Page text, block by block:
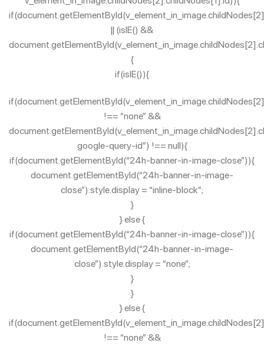
|| (isIE() &&
{
if(isIE()){
!== “none” &&
google-query-id”) !== null){
if(document.getElementById(“24h-banner-in-image-close”)){
document.getElementById(“24h-banner-in-image-
close”).style.display = “inline-block”;
}
} else {
if(document.getElementById(“24h-banner-in-image-close”)){
document.getElementById(“24h-banner-in-image-
close”).style.display = “none”;
}
}
} else {
!== “none” &&